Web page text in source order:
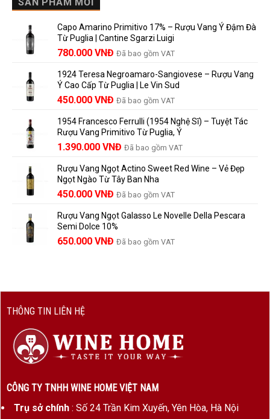
lựa
chọn
đáng
nhãn
rượu
vang
và
những
người
vang
nên
biết
Được
Bao
Lâu?
Hướng
Lưu
Trữ
Và
Thành
Capo Amarino Primitivo 17% – Rượu Vang Ý Đậm Đà
Từ Puglia | Cantine Sgarzi Luigi
Giá
là:
858.000 VNĐ.
780.000 VNĐ Giá
tại
là:
780.000 VNĐ.
Đã bao gồm VAT
1924 Teresa Negroamaro-Sangiovese – Rượu Vang
Ý Cao Cấp Từ Puglia | Le Vin Sud
Giá
là:
495.000 VNĐ.
450.000 VNĐ Giá
tại
là:
450.000 VNĐ.
Đã bao gồm VAT
1954 Francesco Ferrulli (1954 Nghệ Sĩ) – Tuyệt Tác
Rượu Vang Primitivo Từ Puglia, Ý
Giá
là:
1.529.000 VNĐ.
1.390.000 VNĐ Giá
tại
là:
1.390.000 VNĐ.
Đã bao gồm VAT
Rượu Vang Ngọt Actino Sweet Red Wine – Vẻ Đẹp
Ngọt Ngào Từ Tây Ban Nha
450.000 VNĐ Đã bao gồm VAT
Rượu Vang Ngọt Galasso Le Novelle Della Pescara
Semi Dolce 10%
650.000 VNĐ Đã bao gồm VAT
THÔNG TIN LIÊN HỆ
CÔNG TY TNHH WINE HOME VIỆT NAM
Trụ sở chính: Số 24 Trần Kim Xuyến, Yên Hòa, Hà Nội